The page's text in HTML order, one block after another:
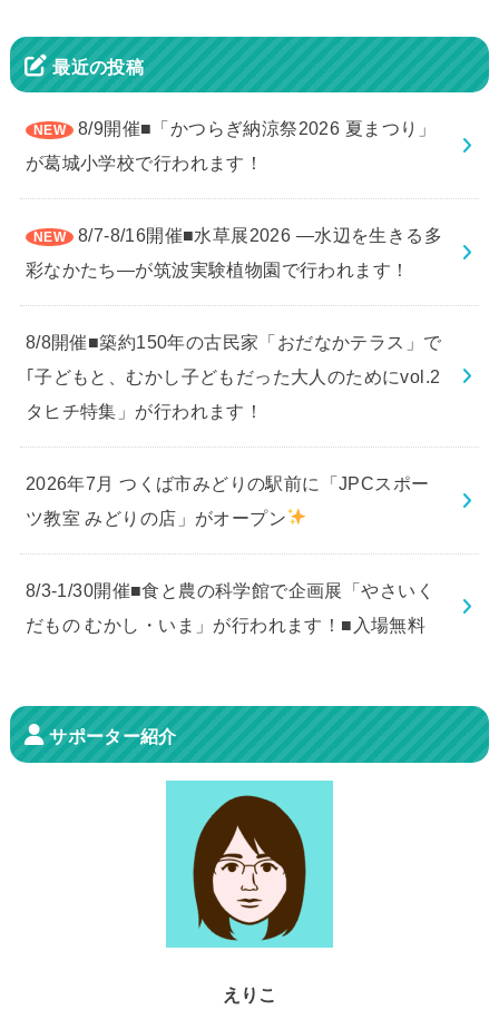
最近の投稿
8/9開催■「かつらぎ納涼祭2026 夏まつり」
が葛城小学校で行われます！
8/7-8/16開催■水草展2026 ―水辺を生きる多
彩なかたち―が筑波実験植物園で行われます！
8/8開催■築約150年の古民家「おだなかテラス」で
｢子どもと、むかし子どもだった大人のためにvol.2
タヒチ特集」が行われます！
2026年7月 つくば市みどりの駅前に「JPCスポー
ツ教室 みどりの店」がオープン
8/3-1/30開催■食と農の科学館で企画展「やさいく
だもの むかし・いま」が行われます！■入場無料
サポーター紹介
えりこ